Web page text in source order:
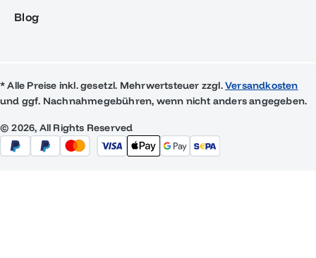
Blog
* Alle Preise inkl. gesetzl. Mehrwertsteuer zzgl.Versandkosten
und ggf. Nachnahmegebühren, wenn nicht anders angegeben.
© 2026, All Rights Reserved